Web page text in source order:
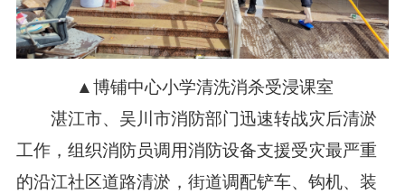
▲博铺中心小学清洗消杀受浸课室
湛江市、吴川市消防部门迅速转战灾后清淤
工作，组织消防员调用消防设备支援受灾最严重
的沿江社区道路清淤，街道调配铲车、钩机、装